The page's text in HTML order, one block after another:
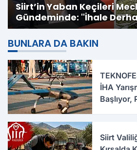
Siirt’in Yaban Keçileri
Gündeminde: ''İhale
Edilmeli''
BUNLARA DA BAKIN
İHA
Başlıyor,
Siirt